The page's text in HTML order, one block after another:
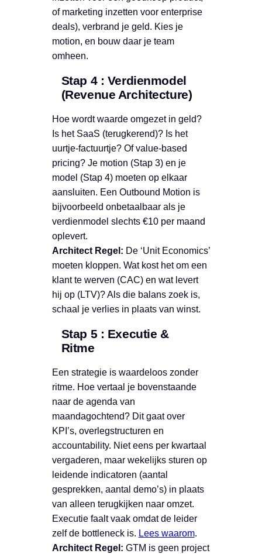
of marketing inzetten voor enterprise
deals), verbrand je geld. Kies je
motion, en bouw daar je team
omheen.
Stap 4 : Verdienmodel
(Revenue Architecture)
Hoe wordt waarde omgezet in geld?
Is het SaaS (terugkerend)? Is het
uurtje-factuurtje? Of value-based
pricing? Je motion (Stap 3) en je
model (Stap 4) moeten op elkaar
aansluiten. Een Outbound Motion is
bijvoorbeeld onbetaalbaar als je
verdienmodel slechts €10 per maand
oplevert.
Architect Regel: De ‘Unit Economics’
moeten kloppen. Wat kost het om een
klant te werven (CAC) en wat levert
hij op (LTV)? Als die balans zoek is,
schaal je verlies in plaats van winst.
Stap 5 : Executie &
Ritme
Een strategie is waardeloos zonder
ritme. Hoe vertaal je bovenstaande
naar de agenda van
maandagochtend? Dit gaat over
KPI’s, overlegstructuren en
accountability. Niet eens per kwartaal
vergaderen, maar wekelijks sturen op
leidende indicatoren (aantal
gesprekken, aantal demo’s) in plaats
van alleen terugkijken naar omzet.
Executie faalt vaak omdat de leider
zelf de bottleneck is. Lees waarom.
Architect Regel: GTM is geen project